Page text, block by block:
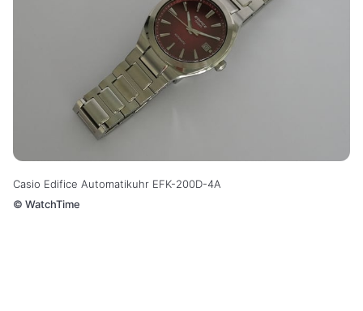
Casio Edifice Automatikuhr EFK-200D-4A
© WatchTime